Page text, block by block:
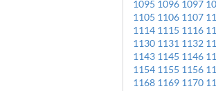
1095 1096 1097
1105 1106 1107
1114 1115 1116
1130 1131 1132
1143 1145 1146
1154 1155 1156
1168 1169 1170